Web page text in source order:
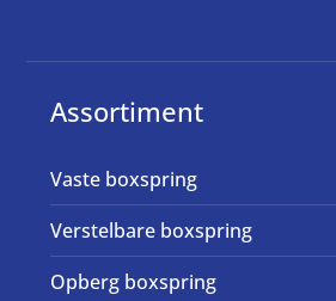
Assortiment
Vaste boxspring
Verstelbare boxspring
Opberg boxspring